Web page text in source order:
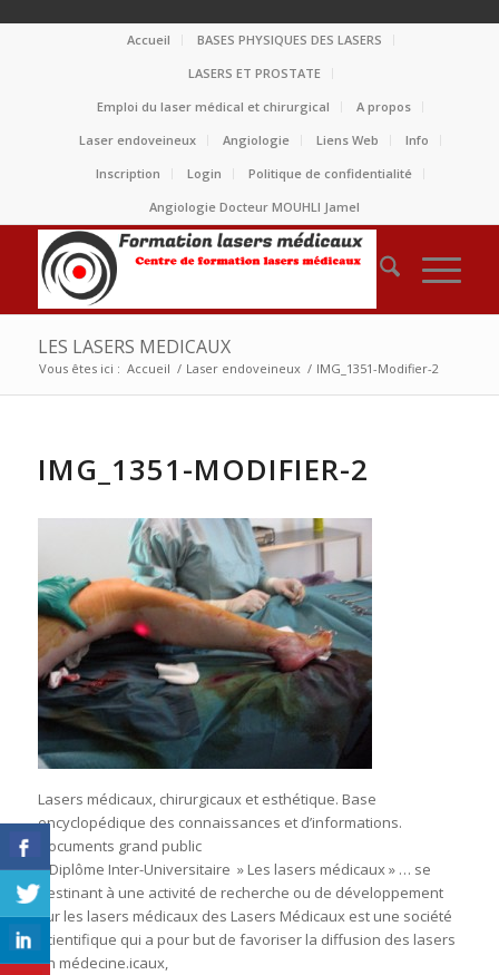
Accueil
BASES PHYSIQUES DES LASERS
LASERS ET PROSTATE
Emploi du laser médical et chirurgical
A propos
Laser endoveineux
Angiologie Liens Web
Info
Inscription
Login
Politique de confidentialité
Angiologie Docteur MOUHLI Jamel
LES LASERS MEDICAUX
Vous êtes ici : Accueil / Laser endoveineux / IMG_1351-Modifier-2
IMG_1351-MODIFIER-2
Lasers médicaux, chirurgicaux et esthétique. Base
encyclopédique des connaissances et d’informations.
Documents grand public
– Diplôme Inter-Universitaire » Les lasers médicaux » … se
destinant à une activité de recherche ou de développement
sur les lasers médicaux des Lasers Médicaux est une société
scientifique qui a pour but de favoriser la diffusion des lasers
en médecine.icaux,